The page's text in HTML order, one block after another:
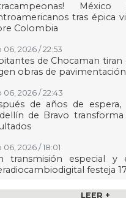
tras épica
Colombia
06, 2026 / 22:53
de Chocaman tiran
obras de
06, 2026 / 22:43
de años de espera,
de Bravo
06, 2026 / 18:01
transmisión especial y
festeja
06, 2026 / 18:00 LEER +